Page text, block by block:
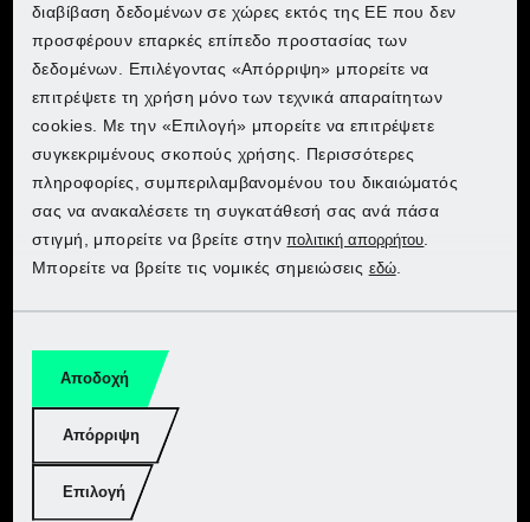
Ανακαλύψτε το PARKSIDE στη
Lidl
Lidl Belgium (NL)
Lidl Czech
Lidl France
Lidl Germany
Lidl Italy
Lidl Poland
Lidl Slovakia
Lidl Belgium (NL)
Lidl Czech
Lidl France
Lidl Germany
Lidl Poland
Lidl Slovakia
Lidl Spain
Lidl Belgium (NL)
Lidl Czech
Lidl France
Lidl Germany
Lidl Poland
Lidl Slovakia
Lidl Spain
Lidl Belgium (NL)
Lidl Czech
Lidl France
Lidl Germany
Lidl Poland
Lidl Slovakia
Lidl Spain
Αποκτήστε προϊόντα PARKSIDE
στο Kaufland
Επιλέξτε τη χώρα σας για να μεταβείτε στο ηλεκτρονικό
κατάστημα:
Κήπος
Εργαστήρι
Τεχνολογία μπαταριών
PERFORMANCE
Νομικές πληροφορίες
διαβίβαση δεδομένων σε χώρες εκτός της ΕΕ που δεν
προσφέρουν επαρκές επίπεδο προστασίας των
δεδομένων. Επιλέγοντας «Απόρριψη» μπορείτε να
επιτρέψετε τη χρήση μόνο των τεχνικά απαραίτητων
cookies. Με την «Επιλογή» μπορείτε να επιτρέψετε
συγκεκριμένους σκοπούς χρήσης. Περισσότερες
πληροφορίες, συμπεριλαμβανομένου του δικαιώματός
σας να ανακαλέσετε τη συγκατάθεσή σας ανά πάσα
στιγμή, μπορείτε να βρείτε στηνπολιτική απορρήτου
Μπορείτε να βρείτε τις νομικές σημειώσεις εδώ.
Απόρριψη
Αποδοχή
Επιλογή